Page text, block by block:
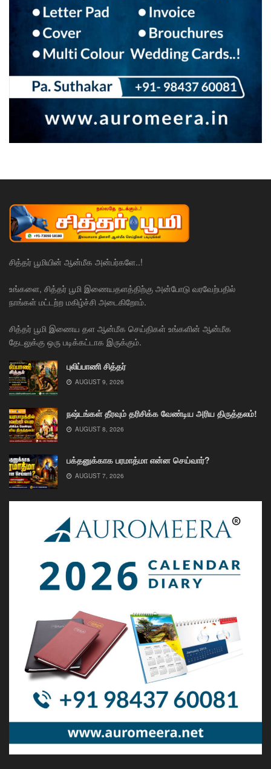
சித்தர் பூமியின் ஆன்மீக அன்பர்களே..!
உங்களை, சித்தர் பூமி இணையதளத்திற்கு அன்போடு வரவேற்பதில்
நாங்கள் மட்டற்ற மகிழ்ச்சி அடைகிறோம்.
சித்தர் பூமி இணைய தள ஆன்மீக செய்திகள் உங்களின் ஆன்மீக
தேடலுக்கு ஒரு படிக்கட்டாக இருக்கும்.
புலிப்பாணி சித்தர்
AUGUST 9, 2026
நஷ்டங்கள் தீரவும் தரிசிக்க வேண்டிய அரிய திருத்தலம்!
AUGUST 8, 2026
பக்தனுக்காக பரமாத்மா என்ன செய்வார்?
AUGUST 7, 2026